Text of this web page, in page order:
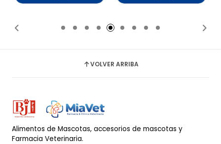
VOLVER ARRIBA
Alimentos de Mascotas, accesorios de mascotas y
Farmacia Veterinaria.